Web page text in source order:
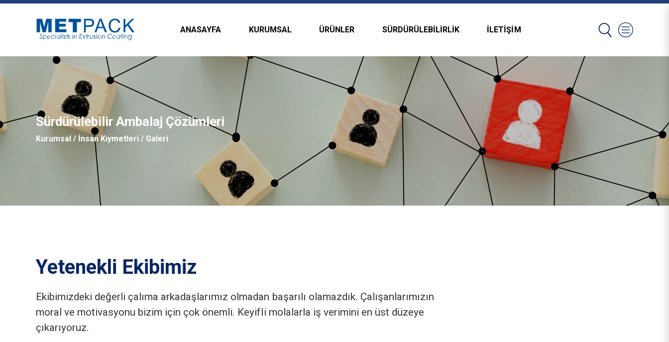
ANASAYFA KURUMSAL ÜRÜNLER SÜRDÜRÜLEBILIRLIK İLETIŞIM
Sürdürülebilir Ambalaj Çözümleri
Kurumsal / İnsan Kıymetleri / Galeri
Yetenekli Ekibimiz
Ekibimizdeki değerli çalıma arkadaşlarımız olmadan başarılı olamazdık. Çalışanlarımızın
moral ve motivasyonu bizim için çok önemli. Keyifli molalarla iş verimini en üst düzeye
çıkarıyoruz.